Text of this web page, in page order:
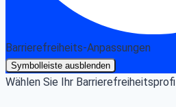
Barrierefreiheits-Anpassungen
Symbolleiste ausblenden
Wählen Sie Ihr Barrierefreiheitsprofil